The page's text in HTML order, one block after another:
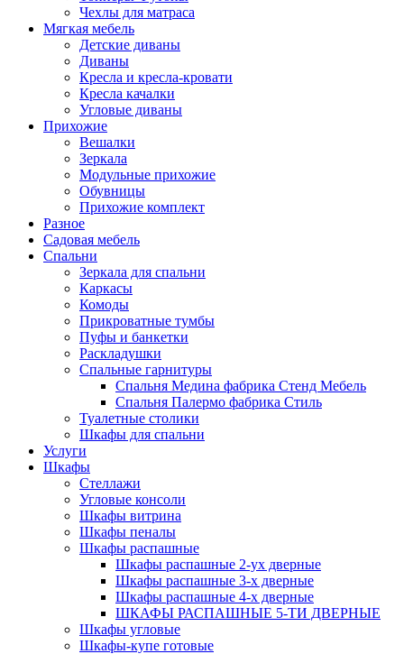
Чехлы для матраса
Мягкая мебель
Детские диваны
Диваны
Кресла и кресла-кровати
Кресла качалки
Угловые диваны
Прихожие
Вешалки
Зеркала
Модульные прихожие
Обувницы
Прихожие комплект
Разное
Садовая мебель
Спальни
Зеркала для спальни
Каркасы
Комоды
Прикроватные тумбы
Пуфы и банкетки
Раскладушки
Спальные гарнитуры
Спальня Медина фабрика Стенд Мебель
Спальня Палермо фабрика Стиль
Туалетные столики
Шкафы для спальни
Услуги
Шкафы
Стеллажи
Угловые консоли
Шкафы витрина
Шкафы пеналы
Шкафы распашные
Шкафы распашные 2-ух дверные
Шкафы распашные 3-х дверные
Шкафы распашные 4-х дверные
ШКАФЫ РАСПАШНЫЕ 5-ТИ ДВЕРНЫЕ
Шкафы угловые
Шкафы-купе готовые